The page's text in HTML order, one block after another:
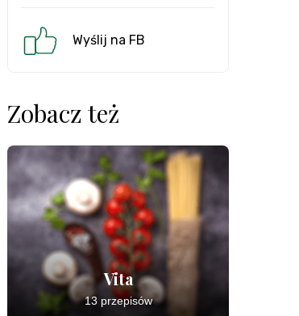
Wyślij na FB
Zobacz też
Vita
13 przepisów